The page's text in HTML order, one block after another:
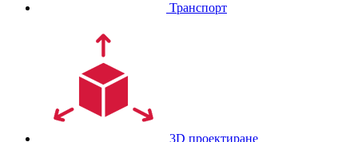
Транспорт
3D проектиране